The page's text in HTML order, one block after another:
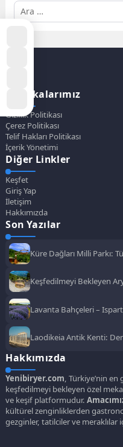
Politikalarımız
Gizlilik Politikası
Çerez Politikası
Telif Hakları Politikası
İçerik Yönetimi
Diğer Linkler
Keşfet
Giriş Yap
İletişim
Hakkımızda
Son Yazılar
Küre Dağları Milli Parkı:
Keşfedilmeyi Bekleyen
Lavanta Bahçeleri –
Laodikeia Antik Kenti:
Hakkımızda
Yenibiryer.com, Türkiye’nin
keşfedilmeyi bekleyen özel
ve keşif platformudur.
kültürel zenginliklerden
gezginler, tatilciler ve meraklılar